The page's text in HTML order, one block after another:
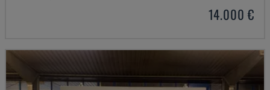
14.000 €